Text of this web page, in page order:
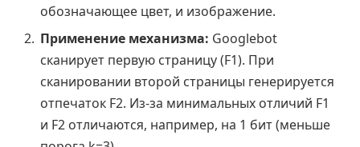
обозначающее цвет, и изображение.
Применение механизма: Googlebot
сканирует первую страницу (F1). При
сканировании второй страницы генерируется
отпечаток F2. Из-за минимальных отличий F1
и F2 отличаются, например, на 1 бит (меньше